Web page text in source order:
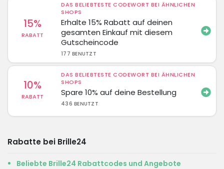
15%
RABATT
DAS BELIEBTESTE CODEWORT BEI ÄHNLICHEN
SHOPS
Erhalte 15% Rabatt auf deinen
gesamten Einkauf mit diesem
Gutscheincode
177 BENUTZT
10%
RABATT
DAS BELIEBTESTE CODEWORT BEI ÄHNLICHEN
SHOPS
Spare 10% auf deine Bestellung
436 BENUTZT
Rabatte bei Brille24
Beliebte Brille24 Rabattcodes und Angebote